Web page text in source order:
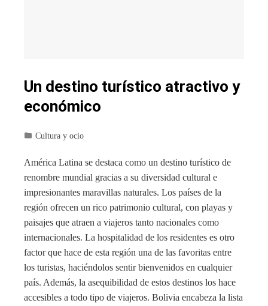
Un destino turístico atractivo y
económico
Cultura y ocio
América Latina se destaca como un destino turístico de
renombre mundial gracias a su diversidad cultural e
impresionantes maravillas naturales. Los países de la
región ofrecen un rico patrimonio cultural, con playas y
paisajes que atraen a viajeros tanto nacionales como
internacionales. La hospitalidad de los residentes es otro
factor que hace de esta región una de las favoritas entre
los turistas, haciéndolos sentir bienvenidos en cualquier
país. Además, la asequibilidad de estos destinos los hace
accesibles a todo tipo de viajeros. Bolivia encabeza la lista